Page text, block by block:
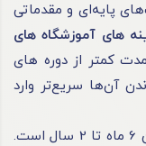
پایه‌ای و مقدماتی
های آموزشگاه های
کمتر از دوره های
آن‌ها سریع‌تر وارد
در مقابل مدت زمان دوره‌های بلند مدت بین 6 ماه تا 2 سال است.